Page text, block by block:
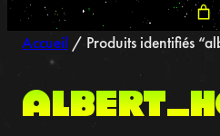
Accueil / Produits identifiés